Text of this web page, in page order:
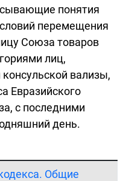
понятия
перемещения
Союза товаров
лиц,
вализы,
Евразийского
с последними
день.
Общие